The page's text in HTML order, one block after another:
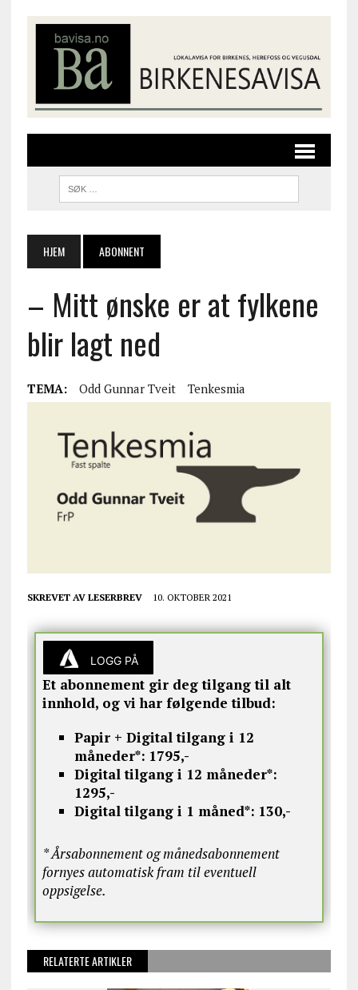
HJEM ABONNENT
– Mitt ønske er at fylkene
blir lagt ned
TEMA: Odd Gunnar Tveit Tenkesmia
SKREVET AV LESERBREV 10. OKTOBER 2021
LOGG PÅ
Et abonnement gir deg tilgang til alt
innhold, og vi har følgende tilbud:
Papir + Digital tilgang i 12
måneder*: 1795,-
Digital tilgang i 12 måneder*:
1295,-
Digital tilgang i 1 måned*: 130,-
* Årsabonnement og månedsabonnement
fornyes automatisk fram til eventuell
oppsigelse.
RELATERTE ARTIKLER